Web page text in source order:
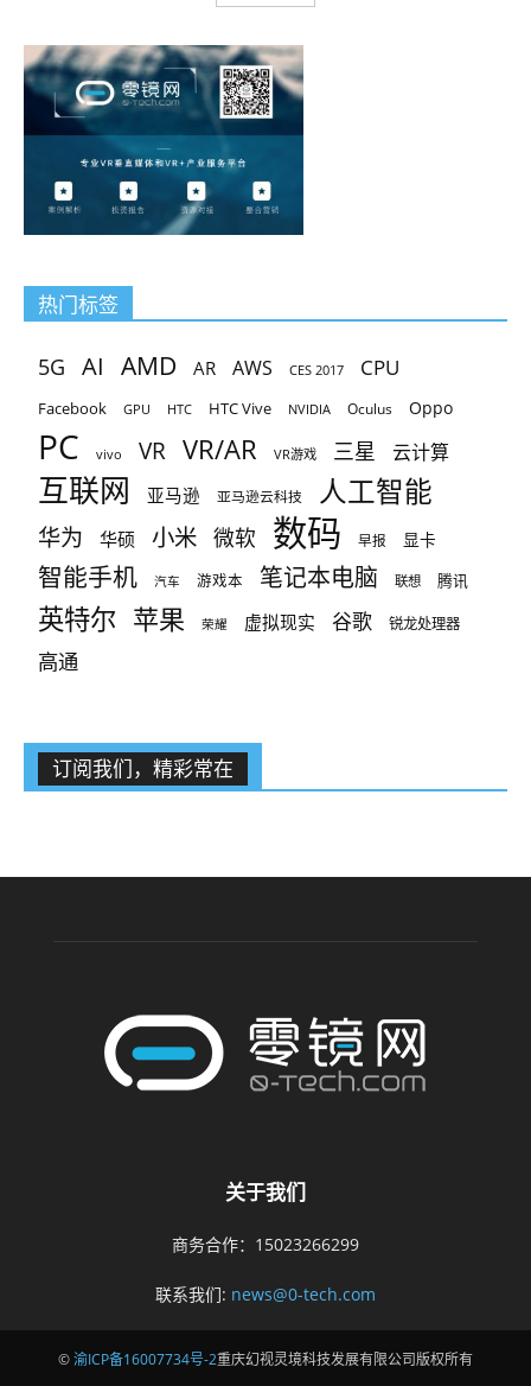
热门标签
5G AI AMD AR AWS CES 2017 CPU
Facebook GPU HTC HTC Vive NVIDIA Oculus Oppo
PC vivo VR VR/AR VR游戏 三星 云计算
互联网 亚马逊 亚马逊云科技 人工智能
华为 华硕 小米 微软 数码 早报 显卡
智能手机 汽车 游戏本 笔记本电脑 联想 腾讯
英特尔 苹果 荣耀 虚拟现实 谷歌 锐龙处理器
高通
订阅我们，精彩常在
关于我们
商务合作：15023266299
联系我们: news@0-tech.com
©渝ICP备16007734号-2重庆幻视灵境科技发展有限公司版权所有